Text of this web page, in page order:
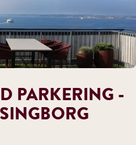
PARKERING -